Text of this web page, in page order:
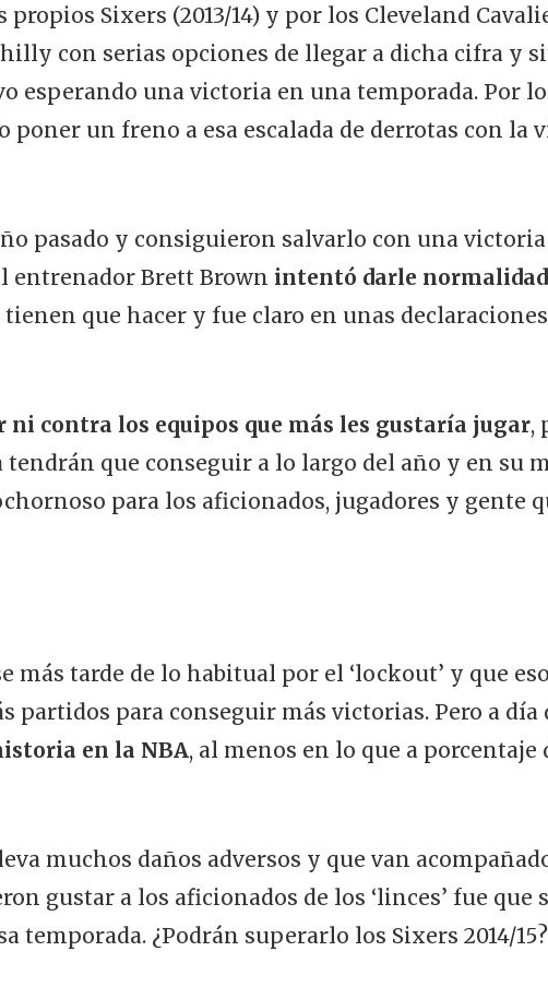
Sixers (2013/14) y por los Cleveland
con serias opciones de llegar a dicha cifra y
esperando una victoria en una temporada. Por lo
poner un freno a esa escalada de derrotas con la
pasado y consiguieron salvarlo con una
entrenador Brett Brown intentó darle
que hacer y fue claro en unas
ni contra los equipos que más les gustaría jugar,
que conseguir a lo largo del año y en su
para los aficionados, jugadores y gente
más tarde de lo habitual por el ‘lockout’ y que
partidos para conseguir más victorias. Pero a día
en la NBA, al menos en lo que a porcentaje
muchos daños adversos y que van
gustar a los aficionados de los ‘linces’ fue que
temporada. ¿Podrán superarlo los Sixers 2014/15?